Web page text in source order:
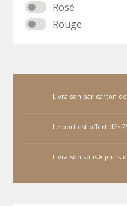
Rosé
Rouge
Livraison par carton
Le port est offert dès
Livraison sous 8 jours